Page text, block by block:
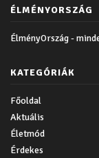
ÉLMÉNYORSZÁG
ÉlményOrszág -
KATEGÓRIÁK
Főoldal
Aktuális
Életmód
Érdekes